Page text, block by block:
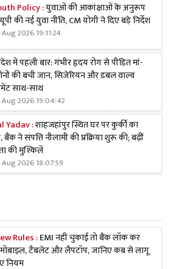
Policy :युवाओं की आकांक्षाओं के अनुरूप
की नई युवा नीति, CM योगी ने दिए बड़े निर्देश
2026 19:11:24
में पहली बार: गंभीर हृदय रोग से पीड़ित मां-
की बची जान, सिजेरियन और डबल वाल्व
साथ-साथ
2026 19:04:42
Yadav :शाहजहांपुर स्थित घर पर कुर्की का
बैंक ने संपत्ति नीलामी की प्रक्रिया शुरू की; बढ़ीं
की मुश्किलें
2026 18:07:59
Rules :EMI नहीं चुकाई तो बैंक लॉक कर
टैबलेट और लैपटॉप, जानिए कब से लागू
नियम